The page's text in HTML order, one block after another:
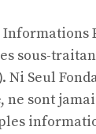
sous-
Seul
sont